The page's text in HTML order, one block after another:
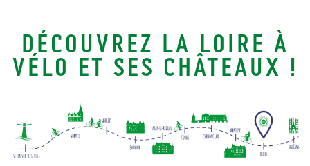
DÉCOUVREZ LA LOIRE À
VÉLO ET SES CHÂTEAUX !